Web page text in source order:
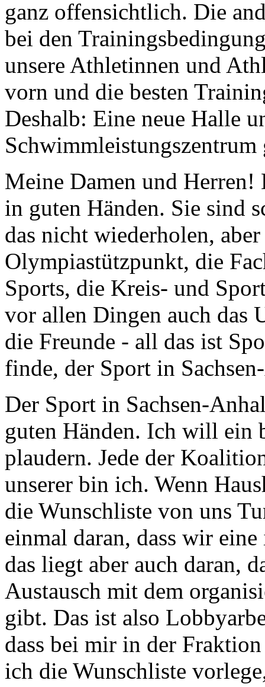
ganz offensichtlich. Die
bei den
unsere Athletinnen und
vorn und die besten
Deshalb: Eine neue Halle
Meine Damen und
in guten Händen. Sie sind
das nicht wiederholen,
Olympiastützpunkt, die
Sports, die Kreis- und
vor allen Dingen auch das
die Freunde - all das ist
finde, der Sport in
Der Sport in Sachsen-
guten Händen. Ich will ein
plaudern. Jede der
unserer bin ich. Wenn
die Wunschliste von uns
einmal daran, dass wir
das liegt aber auch daran,
Austausch mit dem
gibt. Das ist also
dass bei mir in der
ich die Wunschliste